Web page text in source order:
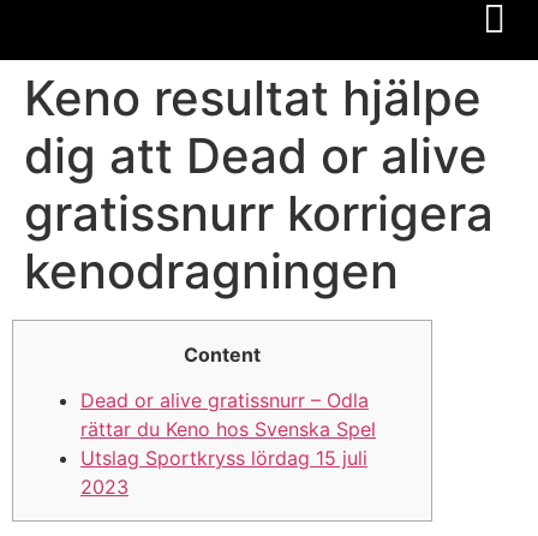
Keno resultat hjälpe
dig att Dead or alive
gratissnurr korrigera
kenodragningen
Content
Dead or alive gratissnurr – Odla
rättar du Keno hos Svenska Spel
Utslag Sportkryss lördag 15 juli
2023